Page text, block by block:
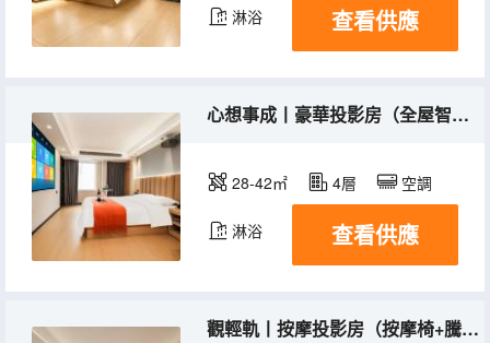
淋浴 查看供應
心想事成丨豪華投影房（全屋智能+騰訊VIP+定製床墊）
28-42㎡ 4層 空調
淋浴 查看供應
觀輕軌丨按摩投影房（按摩椅+騰訊VIP+全屋智能）